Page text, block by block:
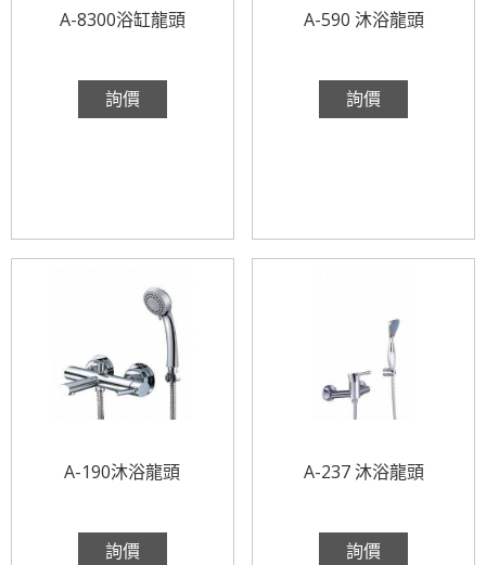
A-8300浴缸龍頭
詢價
A-590 沐浴龍頭
詢價
A-190沐浴龍頭
詢價
A-237 沐浴龍頭
詢價